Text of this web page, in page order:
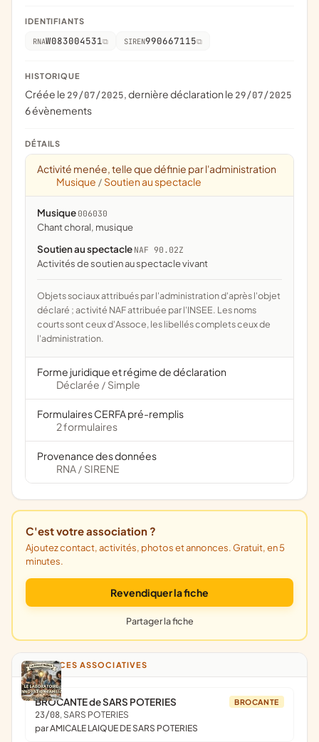
IDENTIFIANTS
RNAW083004531 SIREN990667115
HISTORIQUE
Créée le 29/07/2025, dernière déclaration le 29/07/2025
6 évènements
DÉTAILS
Activité menée, telle que définie par l'administration
Musique / Soutien au spectacle
Musique 006030
chant choral, musique
Soutien au spectacle NAF 90.02Z
Activités de soutien au spectacle vivant
Objets sociaux attribués par l'administration d'après l'objet
déclaré ; activité NAF attribuée par l'INSEE. Les noms
courts sont ceux d'Assoce, les libellés complets ceux de
l'administration.
Forme juridique et régime de déclaration
Déclarée / Simple
Formulaires CERFA pré-remplis
2 formulaires
Provenance des données
RNA / SIRENE
C'est votre association ?
Ajoutez contact, activités, photos et annonces. Gratuit, en 5
minutes.
Revendiquer la fiche
Partager la fiche
ANNONCES ASSOCIATIVES
BROCANTE
BROCANTE de SARS POTERIES
23/08, SARS POTERIES
par AMICALE LAIQUE DE SARS POTERIES